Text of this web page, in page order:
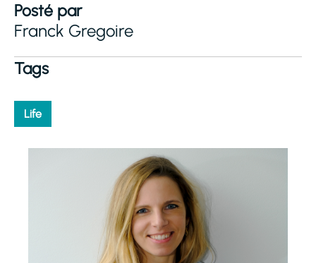
Tags
Life
Posté par
Franck Gregoire